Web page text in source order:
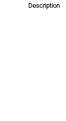
Description